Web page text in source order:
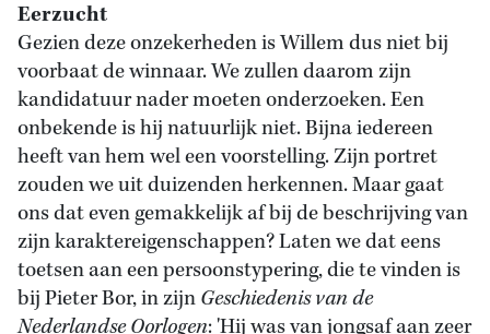
Eerzucht
Gezien deze onzekerheden is Willem dus niet bij
voorbaat de winnaar. We zullen daarom zijn
kandidatuur nader moeten onderzoeken. Een
onbekende is hij natuurlijk niet. Bijna iedereen
heeft van hem wel een voorstelling. Zijn portret
zouden we uit duizenden herkennen. Maar gaat
ons dat even gemakkelijk af bij de beschrijving van
zijn karaktereigenschappen? Laten we dat eens
toetsen aan een persoonstypering, die te vinden is
bij Pieter Bor, in zijnGeschiedenis van de
Nederlandse Oorlogen: 'Hij was van jongsaf aan zeer